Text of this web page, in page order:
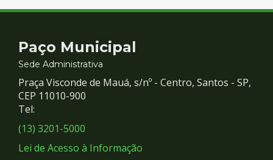
Contato
e
Redes
Sociais
Paço Municipal
Sede Administrativa
Praça Visconde de Mauá, s/nº - Centro, Santos - SP,
CEP 11010-900
Tel:
(13) 3201-5000
Lei de Acesso à Informação